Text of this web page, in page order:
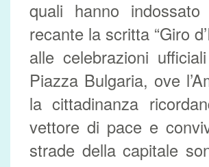
quali hanno
recante la scritta “Giro
alle celebrazioni
Piazza Bulgaria, ove
la cittadinanza
vettore di pace e
strade della capitale